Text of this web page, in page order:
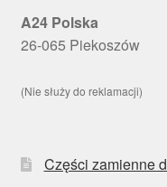
A24 Polska
26-065 Piekoszów
(Nie służy do reklamacji)
Części zamienne